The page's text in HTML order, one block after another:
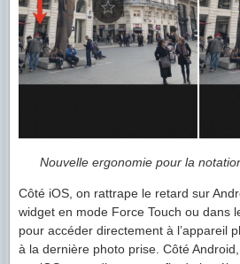
Nouvelle ergonomie pour la
Côté iOS, on rattrape le retard sur
widget en mode Force Touch ou dans
pour accéder directement à l’appareil
à la dernière photo prise. Côté